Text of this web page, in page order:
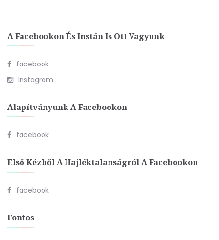
A Facebookon És Instán Is Ott Vagyunk
facebook
Instagram
Alapítványunk A Facebookon
facebook
Első Kézből A Hajléktalanságról A Facebookon
facebook
Fontos